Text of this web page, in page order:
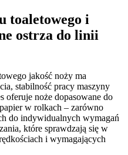
toaletowego i
ostrza do linii
jakość noży ma
stabilność pracy maszyny
oferuje noże dopasowane do
w rolkach – zarówno
do indywidualnych wymagań
które sprawdzają się w
i wymagających